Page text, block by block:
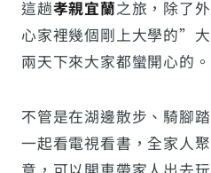
這趟孝親宜蘭之旅，除了
心家裡幾個剛上大學的”
兩天下來大家都蠻開心的。
不管是在湖邊散步、騎腳
一起看電視看書，全家人